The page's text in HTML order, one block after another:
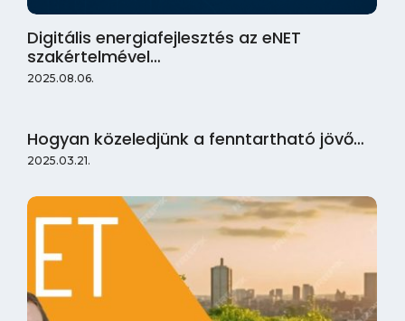
Digitális energiafejlesztés az eNET
szakértelmével…
2025.08.06.
Hogyan közeledjünk a fenntartható jövő…
2025.03.21.